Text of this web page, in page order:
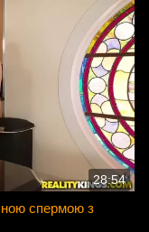
28:54
спермою з